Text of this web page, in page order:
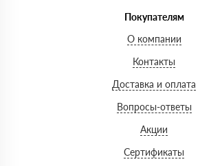
Покупателям
О компании
Контакты
Доставка и оплата
Вопросы-ответы
Акции
Сертификаты